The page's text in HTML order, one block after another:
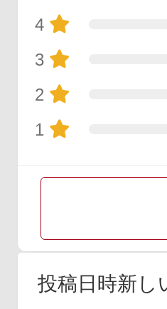
4
3
2
1